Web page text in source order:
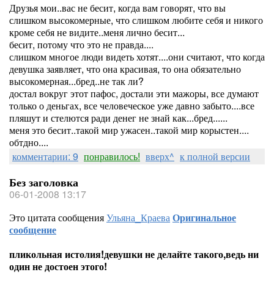
Друзья мои..вас не бесит, когда вам говорят, что вы
слишком высокомерные, что слишком любите себя и никого
кроме себя не видите..меня лично бесит...
бесит, потому что это не правда....
слишком многое люди видеть хотят....они считают, что когда
девушка заявляет, что она красивая, то она обязательно
высокомерная...бред..не так ли?
достал вокруг этот пафос, достали эти мажоры, все думают
только о деньгах, все человеческое уже давно забыто....все
пляшут и стелются ради денег не знай как...бред......
меня это бесит..такой мир ужасен..такой мир корыстен....
обтдно....
комментарии: 9 понравилось! вверх^ к полной версии
Без заголовка
06-01-2008 13:17
Это цитата сообщенияУльяна_КраеваОригинальное
сообщение
пликольная истолия!девушки не делайте такого,ведь ни
один не достоен этого!